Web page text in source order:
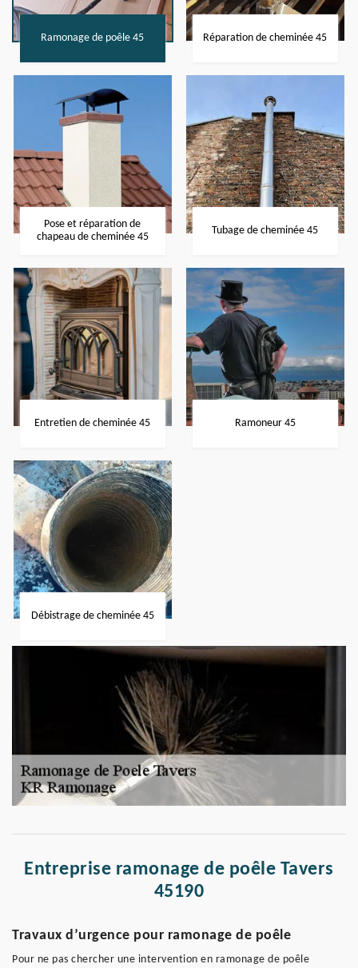
Ramonage de poêle 45 Réparation de cheminée 45
Pose et réparation de
chapeau de cheminée 45
Tubage de cheminée 45
Entretien de cheminée 45 Ramoneur 45
Débistrage de cheminée 45
Entreprise ramonage de poêle Tavers
45190
Travaux d’urgence pour ramonage de poêle
Pour ne pas chercher une intervention en ramonage de poêle